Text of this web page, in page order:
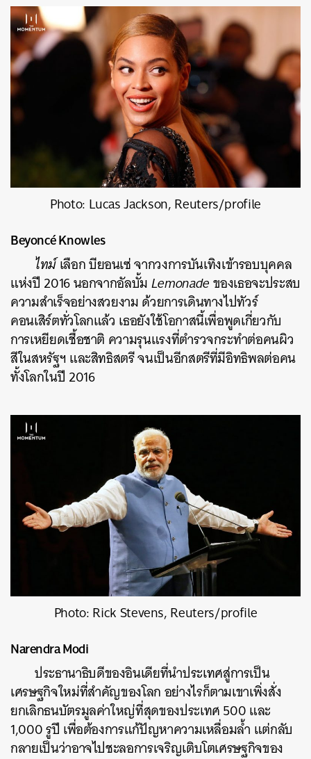
Photo: Lucas Jackson, Reuters/profile
Beyoncé Knowles
ไทม์เลือก บียอนเซ่ จากวงการบันเทิงเข้ารอบบุคคล
แห่งปี 2016 นอกจากอัลบั้มLemonadeของเธอจะประสบ
ความสำเร็จอย่างสวยงาม ด้วยการเดินทางไปทัวร์
คอนเสิร์ตทั่วโลกแล้ว เธอยังใช้โอกาสนี้เพื่อพูดเกี่ยวกับ
การเหยียดเชื้อชาติ ความรุนแรงที่ตำรวจกระทำต่อคนผิว
สีในสหรัฐฯ และสิทธิสตรี จนเป็นอีกสตรีที่มีอิทธิพลต่อคน
ทั้งโลกในปี 2016
Photo: Rick Stevens, Reuters/profile
Narendra Modi
ประธานาธิบดีของอินเดียที่นำประเทศสู่การเป็น
เศรษฐกิจใหม่ที่สำคัญของโลก อย่างไรก็ตามเขาเพิ่งสั่ง
ยกเลิกธนบัตรมูลค่าใหญ่ที่สุดของประเทศ 500 และ
1,000 รูปี เพื่อต้องการแก้ปัญหาความเหลื่อมล้ำ แต่กลับ
กลายเป็นว่าอาจไปชะลอการเจริญเติบโตเศรษฐกิจของ